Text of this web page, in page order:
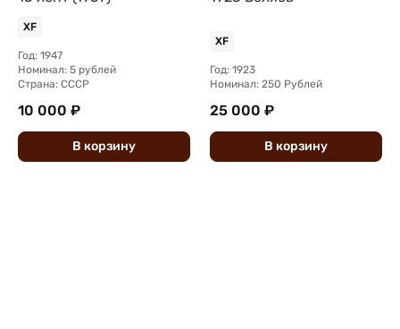
XF
Год: 1947
Номинал: 5 рублей
Страна: СССР
10 000 ₽
В корзину
XF
Год: 1923
Номинал: 250 Рублей
25 000 ₽
В корзину